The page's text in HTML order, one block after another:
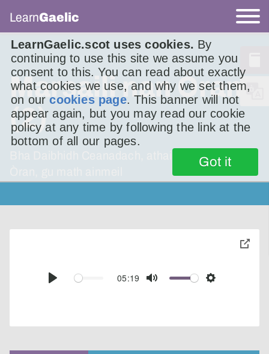
LearnGaelic.scot uses cookies. By
continuing to use this site we assume you
consent to this. You can read about exactly
what cookies we use, and why we set them,
on ourcookies page. This banner will not
appear again, but you may read our cookie
policy at any time by following the link at the
bottom of all our pages.
Got it
LearnGaelic
Marsaili nan Òran
(2)
Bha Daibhidh Ceanadach, athair Marsaili nan
Play
05:19
Mute Settings
toggle